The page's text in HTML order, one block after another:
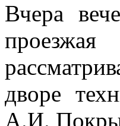
Вчера
дворе
А.И.